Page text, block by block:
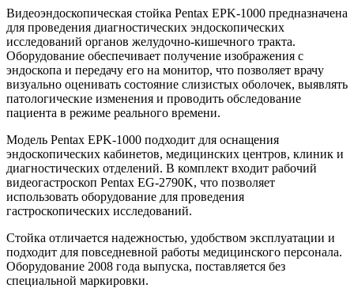
Видеоэндоскопическая стойка Pentax EPK-1000 предназначена
для проведения диагностических эндоскопических
исследований органов желудочно-кишечного тракта.
Оборудование обеспечивает получение изображения с
эндоскопа и передачу его на монитор, что позволяет врачу
визуально оценивать состояние слизистых оболочек, выявлять
патологические изменения и проводить обследование
пациента в режиме реального времени.
Модель Pentax EPK-1000 подходит для оснащения
эндоскопических кабинетов, медицинских центров, клиник и
диагностических отделений. В комплект входит рабочий
видеогастроскоп Pentax EG-2790K, что позволяет
использовать оборудование для проведения
гастроскопических исследований.
Стойка отличается надежностью, удобством эксплуатации и
подходит для повседневной работы медицинского персонала.
Оборудование 2008 года выпуска, поставляется без
специальной маркировки.